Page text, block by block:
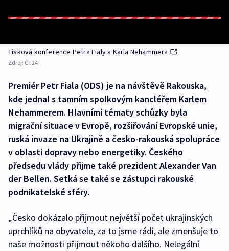
Tisková konference Petra Fialy a Karla Nehammera
Zdroj: ČT24
Premiér Petr Fiala (ODS) je na návštěvě Rakouska,
kde jednal s tamním spolkovým kancléřem Karlem
Nehammerem. Hlavními tématy schůzky byla
migrační situace v Evropě, rozšiřování Evropské unie,
ruská invaze na Ukrajině a česko-rakouská spolupráce
v oblasti dopravy nebo energetiky. Českého
předsedu vlády přijme také prezident Alexander Van
der Bellen. Setká se také se zástupci rakouské
podnikatelské sféry.
„Česko dokázalo přijmout největší počet ukrajinských
uprchlíků na obyvatele, za to jsme rádi, ale zmenšuje to
naše možnosti přijmout někoho dalšího. Nelegální